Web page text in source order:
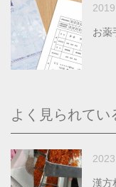
お薬
よく見られてい
漢方